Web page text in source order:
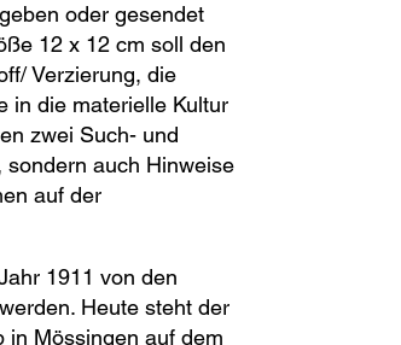
oder gesendet
12 x 12 cm soll den
Verzierung, die
in die materielle Kultur
zwei Such- und
auch Hinweise
auf der
1911 von den
Heute steht der
in Mössingen auf dem